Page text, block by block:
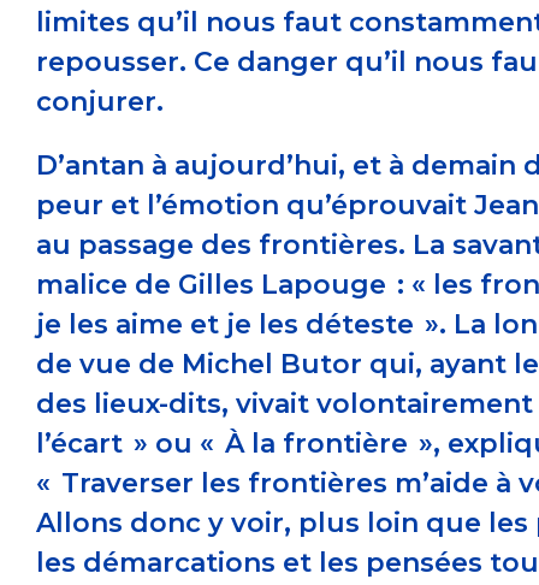
limites qu’il nous faut
repousser. Ce danger qu’il nous
conjurer.
D’antan à aujourd’hui, et à demain
peur et l’émotion qu’éprouvait
au passage des frontières. La
malice de Gilles Lapouge : « les
je les aime et je les déteste ». La
de vue de Michel Butor qui, ayant
des lieux-dits, vivait volontairement
l’écart » ou « À la frontière »,
« Traverser les frontières m’aide à
Allons donc y voir, plus loin que les
les démarcations et les pensées